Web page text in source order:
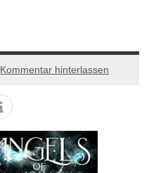
Kommentar hinterlassen